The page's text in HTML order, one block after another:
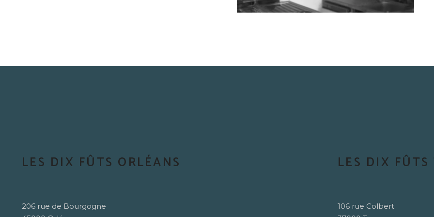
LES DIX FÛTS ORLÉANS
206 rue de Bourgogne
LES DIX FÛTS
106 rue Colbert